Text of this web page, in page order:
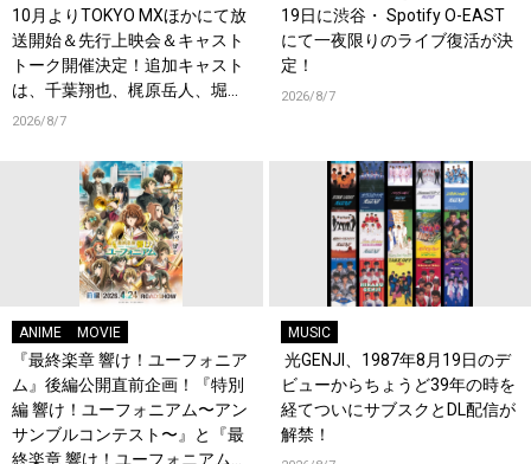
10月よりTOKYO MXほかにて放
送開始＆先行上映会＆キャスト
トーク開催決定！追加キャスト
は、千葉翔也、梶原岳人、堀江
瞬、綿貫竜之介！PV第1弾公
2026/8/7
19日に渋谷・ Spotify O-EAST
にて一夜限りのライブ復活が決
定！
2026/8/7
ANIME MOVIE
『最終楽章 響け！ユーフォニア
ム』後編公開直前企画！『特別
編 響け！ユーフォニアム〜アン
サンブルコンテスト〜』と『最
終楽章 響け！ユーフォニアム』
MUSIC
光GENJI、1987年8月19日のデ
ビューからちょうど39年の時を
経てついにサブスクとDL配信が
解禁！